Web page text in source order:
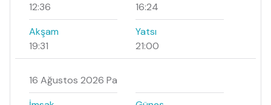
12:36
16:24
Akşam
19:31
Yatsı
21:00
16 Ağustos 2026 Pa